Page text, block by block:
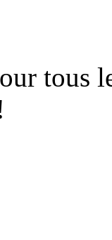
tous